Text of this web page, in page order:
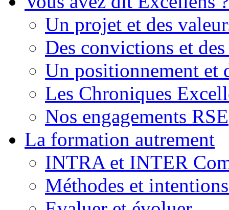
Un projet et des
Des convictions et des
Un positionnement et
Les Chroniques
Nos engagements RSE
La formation autrement
INTRA et INTER
Méthodes et